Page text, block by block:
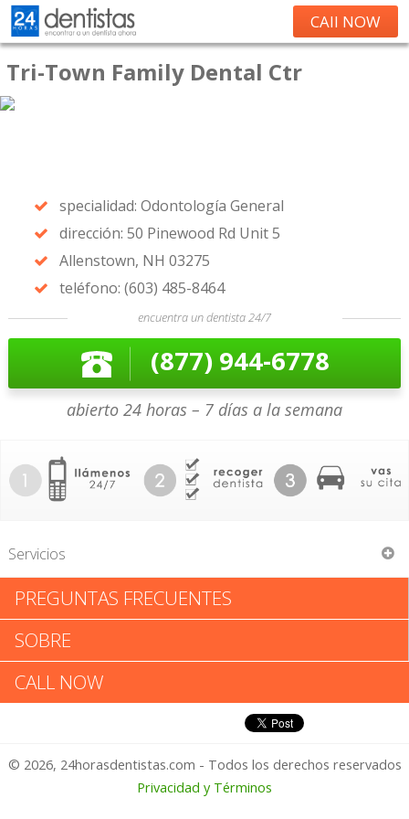
CAll NOW
Tri-Town Family Dental Ctr
specialidad: Odontología General
dirección: 50 Pinewood Rd Unit 5
Allenstown, NH 03275
teléfono: (603) 485-8464
encuentra un dentista 24/7
(877) 944-6778
abierto 24 horas – 7 días a la semana
Servicios
Tri-Town Family Dental Ctr
Tri-Town Family Dental Ctr:
Califica tu Experiencia
1 – No Feliz
PREGUNTAS FRECUENTES
SOBRE
CALL NOW
© 2026, 24horasdentistas.com - Todos los derechos reservados
Privacidad y Términos